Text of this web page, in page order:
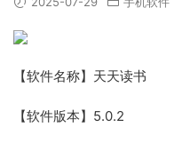
【软件名称】天天读书
【软件版本】5.0.2